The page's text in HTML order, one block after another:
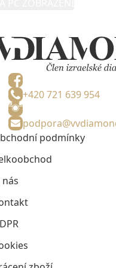
+420 721 639 954
podmínky
nás